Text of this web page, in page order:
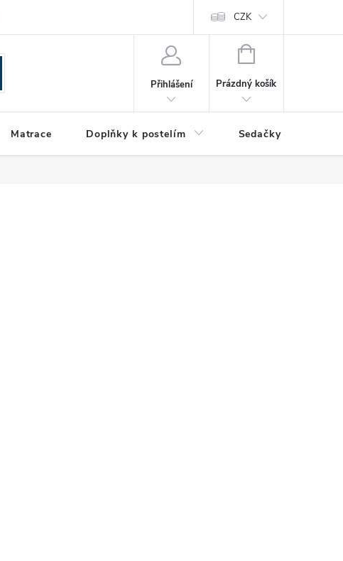
Podmínky ochrany osobních údajů
CZK
Přihlášení
NÁKUPNÍ
Prázdný košík
Matrace Doplňky k postelím Sedačky